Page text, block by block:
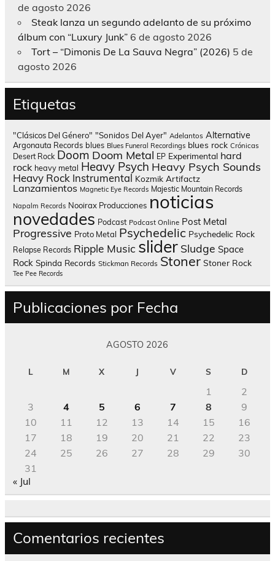
de agosto 2026
Steak lanza un segundo adelanto de su próximo
álbum con “Luxury Junk” 6 de agosto 2026
Tort – “Dimonis De La Sauva Negra” (2026) 5 de
agosto 2026
Etiquetas
"Clásicos Del Género" "Sonidos Del Ayer" Adelantos Alternative
Argonauta Records blues Blues Funeral Recordings blues rock Crónicas
Desert Rock Doom Doom Metal EP Experimental hard
rock heavy metal Heavy Psych Heavy Psych Sounds
Heavy Rock Instrumental Kozmik Artifactz
Lanzamientos Magnetic Eye Records Majestic Mountain Records
Napalm Records Nooirax Producciones noticias
novedades Podcast Podcast Online Post Metal
Progressive Proto Metal Psychedelic Psychedelic Rock
Relapse Records Ripple Music slider Sludge Space
Rock Spinda Records Stickman Records Stoner Stoner Rock
Tee Pee Records
Publicaciones por Fecha
AGOSTO 2026
L M X J V S D
1
2
3
4 5 6 7 8
9
10
11 12 13 14 15
16
17
18 19 20 21 22
23
24
25 26 27 28 29
30
31
« Jul
Comentarios recientes